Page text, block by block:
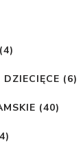
(4)
(6)
(40)